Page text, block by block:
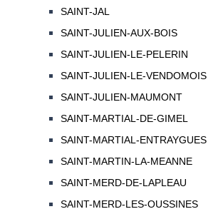
SAINT-JAL
SAINT-JULIEN-AUX-BOIS
SAINT-JULIEN-LE-PELERIN
SAINT-JULIEN-LE-VENDOMOIS
SAINT-JULIEN-MAUMONT
SAINT-MARTIAL-DE-GIMEL
SAINT-MARTIAL-ENTRAYGUES
SAINT-MARTIN-LA-MEANNE
SAINT-MERD-DE-LAPLEAU
SAINT-MERD-LES-OUSSINES